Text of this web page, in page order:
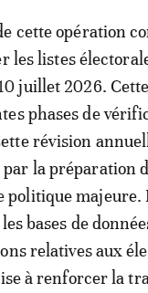
cette opération
les listes
juillet 2026.
phases de
révision
la préparation
politique
bases de
relatives aux
à renforcer la